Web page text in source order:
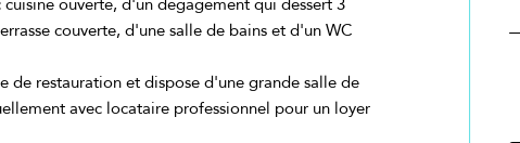
ouverte, d'un dégagement qui dessert 3
couverte, d'une salle de bains et d'un WC
de restauration et dispose d'une grande salle de
avec locataire professionnel pour un loyer